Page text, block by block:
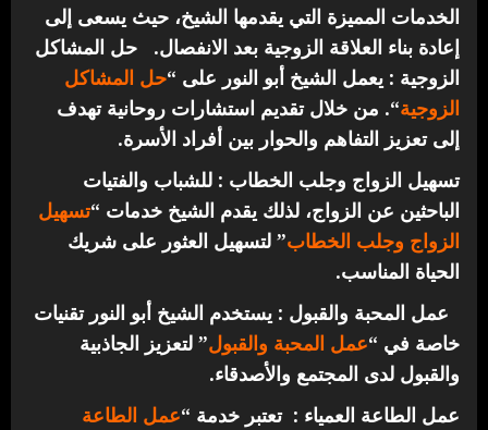
الخدمات المميزة التي يقدمها الشيخ، حيث يسعى إلى
إعادة بناء العلاقة الزوجية بعد الانفصال.
حل المشاكل
الزوجية : يعمل الشيخ أبو النور على “حل المشاكل
الزوجية“. من خلال تقديم استشارات روحانية تهدف
إلى تعزيز التفاهم والحوار بين أفراد الأسرة.
تسهيل الزواج وجلب الخطاب : للشباب والفتيات
الباحثين عن الزواج، لذلك يقدم الشيخ خدمات “تسهيل
الزواج وجلب الخطاب” لتسهيل العثور على شريك
الحياة المناسب.
عمل المحبة والقبول : يستخدم الشيخ أبو النور تقنيات
خاصة في “عمل المحبة والقبول” لتعزيز الجاذبية
والقبول لدى المجتمع والأصدقاء.
عمل الطاعة العمياء : تعتبر خدمة “عمل الطاعة